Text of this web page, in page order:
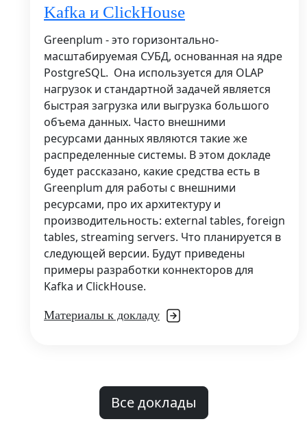
Kafka и ClickHouse
Greenplum - это горизонтально-
масштабируемая СУБД, основанная на ядре
PostgreSQL. Она используется для OLAP
нагрузок и стандартной задачей является
быстрая загрузка или выгрузка большого
объема данных. Часто внешними
ресурсами данных являются такие же
распределенные системы. В этом докладе
будет рассказано, какие средства есть в
Greenplum для работы с внешними
ресурсами, про их архитектуру и
производительность: external tables, foreign
tables, streaming servers. Что планируется в
следующей версии. Будут приведены
примеры разработки коннекторов для
Kafka и ClickHouse.
Материалы к докладу
Все доклады